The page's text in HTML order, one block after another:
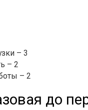
– 3
– 2
– 2
до